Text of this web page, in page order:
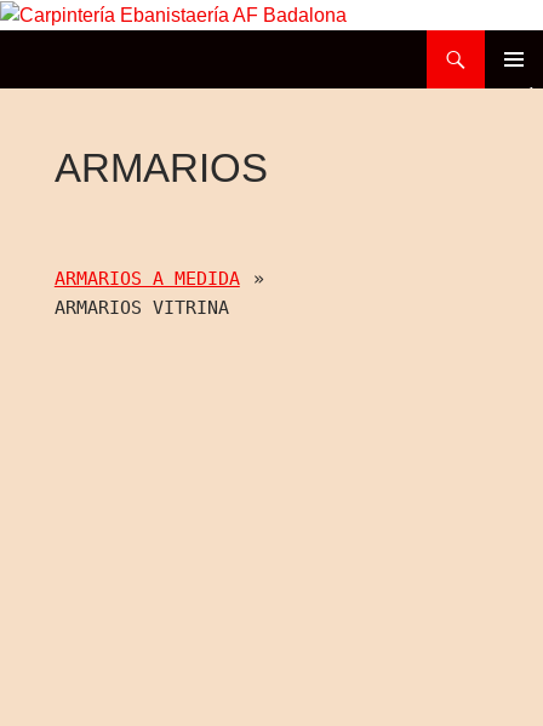
ARMARIOS
ARMARIOS A MEDIDA
»
ARMARIOS VITRINA